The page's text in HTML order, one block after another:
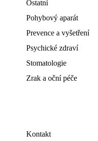
Ostatní
Pohybový aparát
Prevence a vyšetření
Psychické zdraví
Stomatologie
Zrak a oční péče
Kontakt